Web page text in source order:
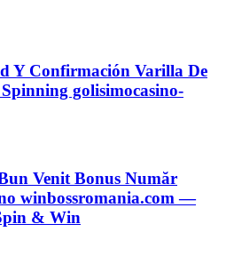
Y Confirmación Varilla De
golisimocasino-
Venit Bonus Număr
winbossromania.com —
& Win